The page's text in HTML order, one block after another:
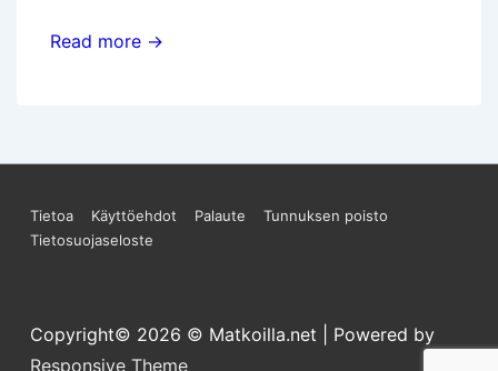
Matkaoppaissa
Read more →
Sivun
Tietoa Käyttöehdot Palaute
Tunnuksen poisto
Tietosuojaseloste
Copyright© 2026 © Matkoilla.net
| Powered by
Responsive Theme